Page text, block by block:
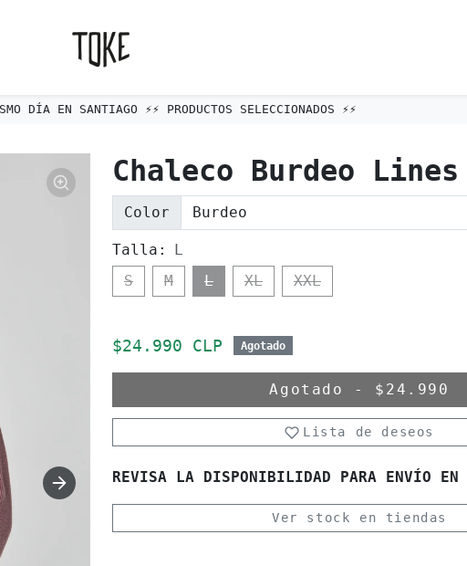
DÍA EN SANTIAGO ⚡️⚡️ PRODUCTOS SELECCIONADOS ⚡️⚡️
Chaleco Burdeo Lines
Color
Talla:
L
S
M L XL XXL
Precio de oferta
$24.990 CLP Agotado
Agotado - $24.990
Lista de deseos
REVISA LA DISPONIBILIDAD PARA ENVÍO EN
Ver stock en tiendas